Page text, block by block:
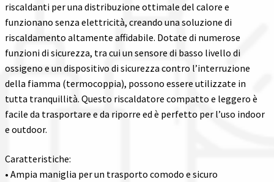
riscaldanti per una distribuzione ottimale del calore e
funzionano senza elettricità, creando una soluzione di
riscaldamento altamente affidabile. Dotate di numerose
funzioni di sicurezza, tra cui un sensore di basso livello di
ossigeno e un dispositivo di sicurezza contro l’interruzione
della fiamma (termocoppia), possono essere utilizzate in
tutta tranquillità. Questo riscaldatore compatto e leggero è
facile da trasportare e da riporre ed è perfetto per l’uso indoor
e outdoor.
Caratteristiche:
• Ampia maniglia per un trasporto comodo e sicuro